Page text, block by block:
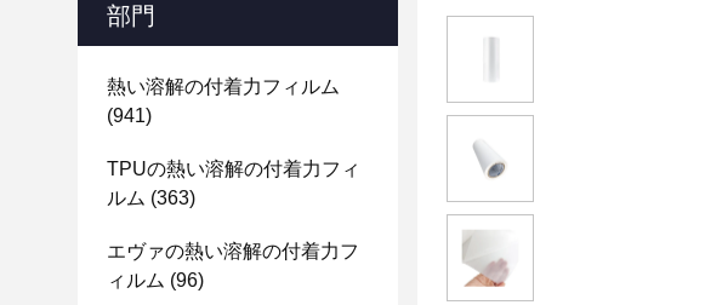
部門
熱い溶解の付着力フィルム
(941)
TPUの熱い溶解の付着力フィ
ルム (363)
エヴァの熱い溶解の付着力フ
ィルム (96)